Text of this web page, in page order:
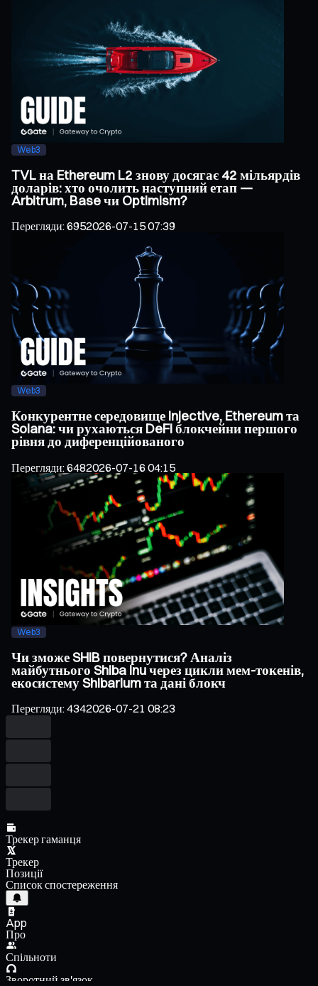
Web3
TVL на Ethereum L2 знову досягає 42 мільярдів
доларів: хто очолить наступний етап —
Arbitrum, Base чи Optimism?
Перегляди:6952026-07-15 07:39
Web3
Конкурентне середовище Injective, Ethereum та
Solana: чи рухаються DeFi блокчейни першого
рівня до диференційованого
Перегляди:6482026-07-16 04:15
Web3
Чи зможе SHIB повернутися? Аналіз
майбутнього Shiba Inu через цикли мем-токенів,
екосистему Shibarium та дані блокч
Перегляди:4342026-07-21 08:23
Трекер гаманця
Трекер
Позиції
Список спостереження
App
Про
Спільноти
Зворотний зв'язок